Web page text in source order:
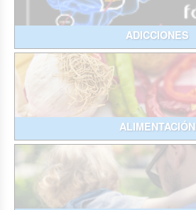
ADICCIONES
ALIMENTACIÓN